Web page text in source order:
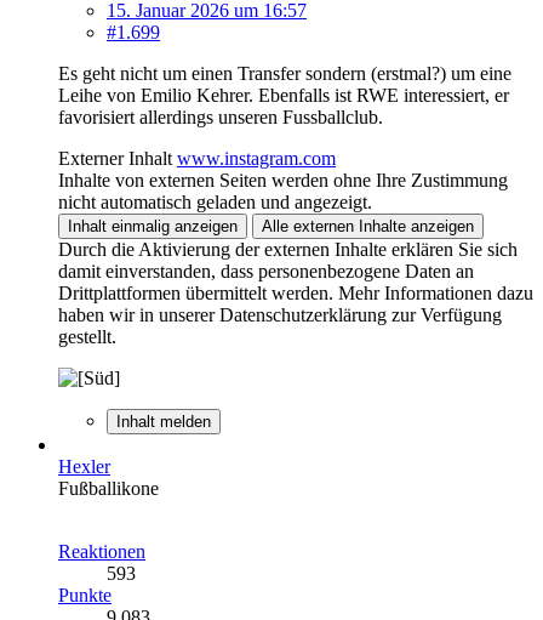
15. Januar 2026 um 16:57
#1.699
Es geht nicht um einen Transfer sondern (erstmal?) um eine
Leihe von Emilio Kehrer. Ebenfalls ist RWE interessiert, er
favorisiert allerdings unseren Fussballclub.
Externer Inhalt www.instagram.com
Inhalte von externen Seiten werden ohne Ihre Zustimmung
nicht automatisch geladen und angezeigt.
Inhalt einmalig anzeigen Alle externen Inhalte anzeigen
Durch die Aktivierung der externen Inhalte erklären Sie sich
damit einverstanden, dass personenbezogene Daten an
Drittplattformen übermittelt werden. Mehr Informationen dazu
haben wir in unserer Datenschutzerklärung zur Verfügung
gestellt.
Inhalt melden
Hexler
Fußballikone
Reaktionen
593
Punkte